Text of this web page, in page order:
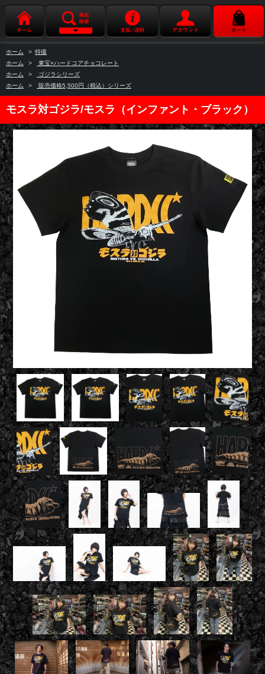
ホーム > 特撮
ホーム
>
東宝×ハードコアチョコレート
ホーム
>
ゴジラシリーズ
ホーム
> 販売価格5,500円（税込）シリーズ
モスラ対ゴジラ/モスラ（インファント・ブラック）